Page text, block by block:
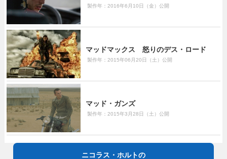
製作年：2016年6月10日（金）公開
マッドマックス 怒りのデス・ロード
製作年：2015年06月20日（土）公開
マッド・ガンズ
製作年：2015年3月28日（土）公開
ニコラス・ホルトの